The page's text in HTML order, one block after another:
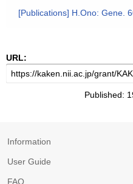
[Publications] H.Ono: Gene.
URL:
Published:
Information
User Guide
FAQ